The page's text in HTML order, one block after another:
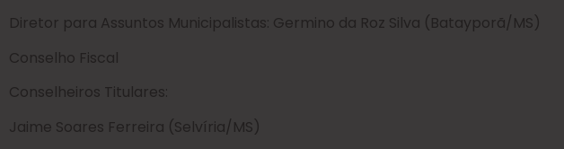
Diretor para Assuntos Municipalistas: Germino da Roz Silva (Batayporã/MS)
Conselho Fiscal
Conselheiros Titulares:
Jaime Soares Ferreira (Selvíria/MS)